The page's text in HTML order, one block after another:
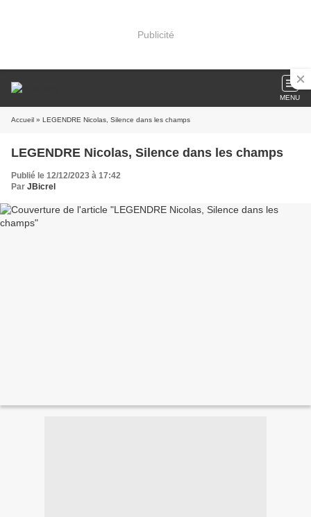
Publicité
MENU
Accueil » LEGENDRE Nicolas, Silence dans les champs
LEGENDRE Nicolas, Silence dans les champs
Publié le 12/12/2023 à 17:42
Par JBicrel